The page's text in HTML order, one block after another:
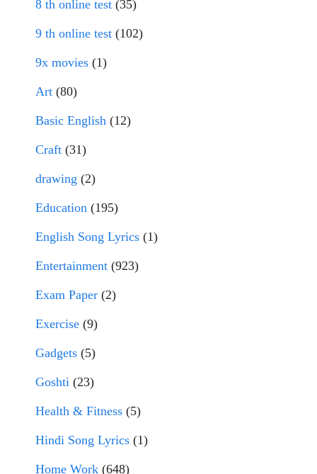
8 th online test (35)
9 th online test (102)
9x movies (1)
Art (80)
Basic English (12)
Craft (31)
drawing (2)
Education (195)
English Song Lyrics (1)
Entertainment (923)
Exam Paper (2)
Exercise (9)
Gadgets (5)
Goshti (23)
Health & Fitness (5)
Hindi Song Lyrics (1)
Home Work (648)